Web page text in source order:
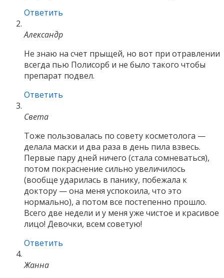
Ответить
Александр
Не знаю на счет прыщей, но вот при отравлении
всегда пью Полисорб и не было такого чтобы
препарат подвел.
Ответить
Света
Тоже пользовалась по совету косметолога —
делала маски и два раза в день пила взвесь.
Первые пару дней ничего (стала сомневаться),
потом покраснение сильно увеличилось
(вообще ударилась в панику, побежала к
доктору — она меня успокоила, что это
нормально), а потом все постепенно прошло.
Всего две недели и у меня уже чистое и красивое
лицо! Девочки, всем советую!
Ответить
Жанна